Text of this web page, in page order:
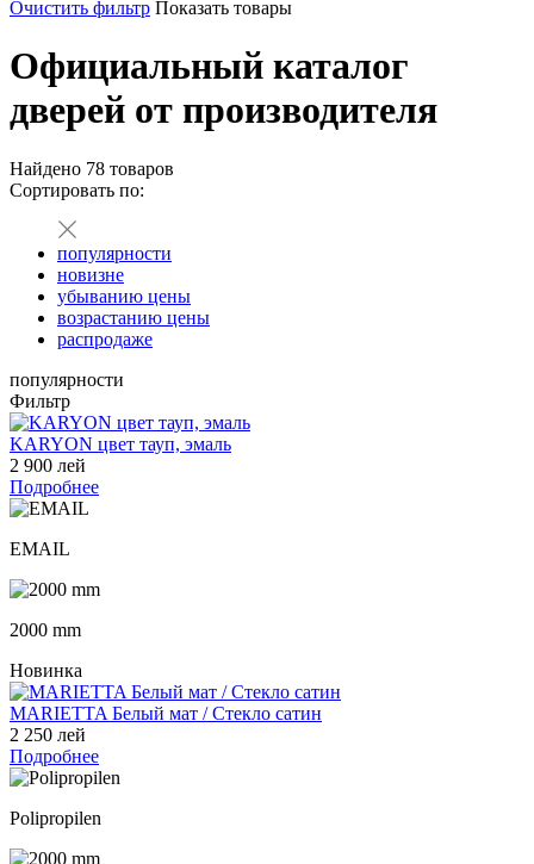
Очистить фильтр Показать товары
Официальный каталог
дверей от производителя
Найдено 78 товаров
Сортировать по:
популярности
новизне
убыванию цены
возрастанию цены
распродаже
популярности
Фильтр
KARYON цвет тауп, эмаль
2 900 лей
Подробнее
EMAIL
2000 mm
Новинка
MARIETTA Белый мат / Стекло сатин
2 250 лей
Подробнее
Polipropilen